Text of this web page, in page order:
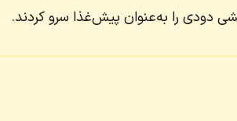
دودی را به‌عنوان پیش‌غذا سرو کردند.